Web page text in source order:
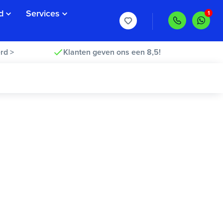
Services
> Klanten geven ons een 8,5!